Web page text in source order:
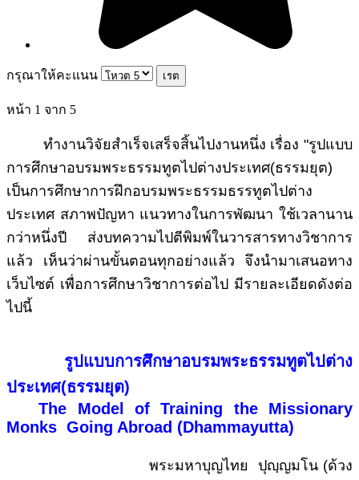
กรุณาให้คะแนน
หน้า 1 จาก 5
ทำงานวิจัยสำเร็จเสร็จสิ้นไปงานหนึ่ง เรื่อง "รูปแบบ
การศึกษาอบรมพระธรรมทูตไปต่างประเทศ(ธรรมยุต)
เป็นการศึกษาการฝึกอบรมพระธรรมธรรทูตไปต่าง
ประเทศ สภาพปัญหา แนวทางในการพัฒนา ใช้เวลานาน
กว่าหนึ่งปี ส่งบทความไปตีพิมพ์ในวารสารทางวิชาการ
แล้ว เห็นว่าผ่านขั้นตอนทุกอย่างแล้ว จึงนำมาเสนอทาง
เว็บไซต์ เพื่อการศึกษาวิชาการต่อไป มีรายละเอียดดังต่อ
ไปนี้
รูปแบบการศึกษาอบรมพระธรรมทูตไปต่าง
ประเทศ(ธรรมยุต)
The Model of Training the Missionary
Monks Going Abroad (Dhammayutta)
พระมหาบุญไทย ปุญฺญมโน (ด้วง